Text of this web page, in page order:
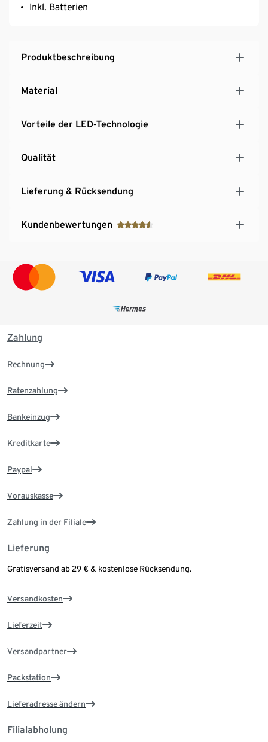
Inkl. Batterien
Produktbeschreibung
Material
Vorteile der LED-Technologie
Qualität
Lieferung & Rücksendung
Kundenbewertungen
Zahlung
Rechnung
Ratenzahlung
Bankeinzug
Kreditkarte
Paypal
Vorauskasse
Zahlung in der Filiale
Lieferung
Gratisversand ab 29 € & kostenlose Rücksendung.
Versandkosten
Lieferzeit
Versandpartner
Packstation
Lieferadresse ändern
Filialabholung